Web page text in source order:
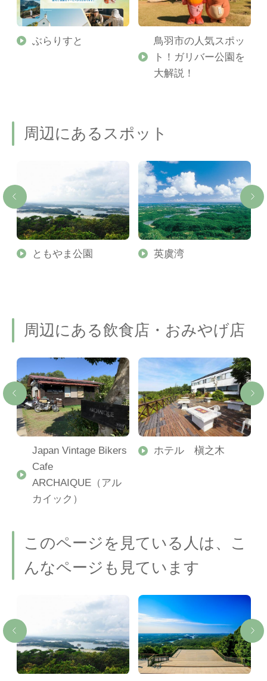
ぶらりすと
鳥羽市の人気スポッ
ト！ガリバー公園を
大解説！
周辺にあるスポット
ともやま公園 英虞湾
周辺にある飲食店・おみやげ店
Japan Vintage Bikers
Cafe
ARCHAIQUE（アル
カイック）
ホテル 槇之木
このページを見ている人は、こ
んなページも見ています